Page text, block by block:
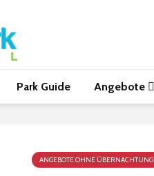
Park Guide Angebote
ANGEBOTE OHNE ÜBERNACHTUNG